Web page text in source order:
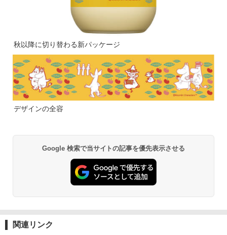
秋以降に切り替わる新パッケージ
デザインの全容
Google 検索で当サイトの記事を優先表示させる
関連リンク